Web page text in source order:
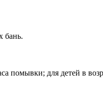
бань.
помывки; для детей в